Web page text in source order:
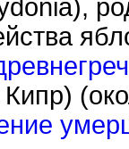
Кипр)